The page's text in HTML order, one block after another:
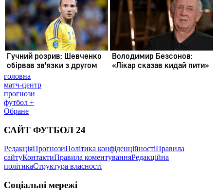
головна
матч-центр
прогнози
футбол +
Обране
САЙТ ФУТБОЛ 24
РедакціяПрогнозиПолітика конфіденційностіПравила
сайтуКонтактиПравила коментуванняРедакційна
політикаСтруктура власності
Соціальні мережі